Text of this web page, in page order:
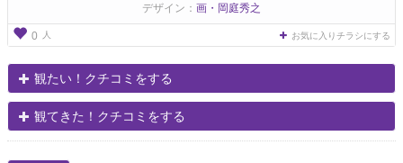
デザイン： 画・岡庭秀之
0 人 お気に入りチラシにする
観たい！クチコミをする
観てきた！クチコミをする